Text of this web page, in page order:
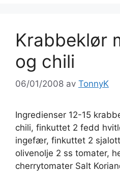
Krabbeklør
og chili
06/01/2008 av TonnyK
Ingredienser 12-15
chili, finkuttet 2 fedd
ingefær, finkuttet 2
olivenolje 2 ss tomater,
cherrytomater Salt